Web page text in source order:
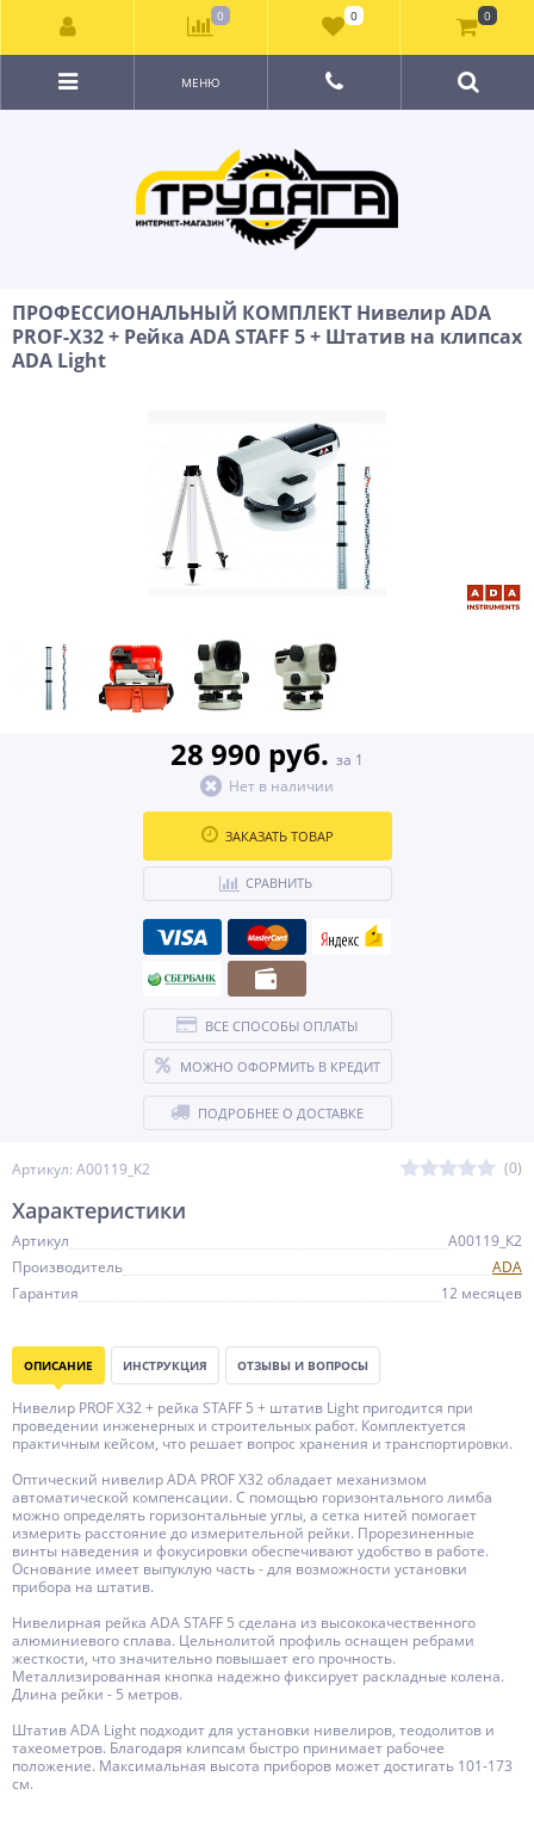
МЕНЮ
ПРОФЕССИОНАЛЬНЫЙ КОМПЛЕКТ Нивелир ADA
PROF-X32 + Рейка ADA STAFF 5 + Штатив на клипсах
ADA Light
Артикул: А00119_К2 (0)
28 990 руб. за 1
Нет в наличии
ЗАКАЗАТЬ ТОВАР
СРАВНИТЬ
ВСЕ СПОСОБЫ ОПЛАТЫ
МОЖНО ОФОРМИТЬ В КРЕДИТ
ПОДРОБНЕЕ О ДОСТАВКЕ
Характеристики
Артикул
А00119_К2
Производитель
ADA
Гарантия
12 месяцев
ОПИСАНИЕ ИНСТРУКЦИЯ ОТЗЫВЫ И ВОПРОСЫ
Нивелир PROF X32 + рейка STAFF 5 + штатив Light пригодится при
проведении инженерных и строительных работ. Комплектуется
практичным кейсом, что решает вопрос хранения и транспортировки.
Оптический нивелир ADA PROF X32 обладает механизмом
автоматической компенсации. С помощью горизонтального лимба
можно определять горизонтальные углы, а сетка нитей помогает
измерить расстояние до измерительной рейки. Прорезиненные
винты наведения и фокусировки обеспечивают удобство в работе.
Основание имеет выпуклую часть - для возможности установки
прибора на штатив.
Нивелирная рейка ADA STAFF 5 сделана из высококачественного
алюминиевого сплава. Цельнолитой профиль оснащен ребрами
жесткости, что значительно повышает его прочность.
Металлизированная кнопка надежно фиксирует раскладные колена.
Длина рейки - 5 метров.
Штатив ADA Light подходит для установки нивелиров, теодолитов и
тахеометров. Благодаря клипсам быстро принимает рабочее
положение. Максимальная высота приборов может достигать 101-173
см.
0 0 0